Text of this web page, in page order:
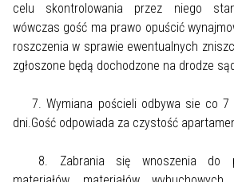
celu skontrolowania przez niego
wówczas gość ma prawo opuścić
roszczenia w sprawie ewentualnych
zgłoszone będą dochodzone na drodze
7. Wymiana pościeli odbywa sie co
dni.Gość odpowiada za czystość
8. Zabrania się wnoszenia do